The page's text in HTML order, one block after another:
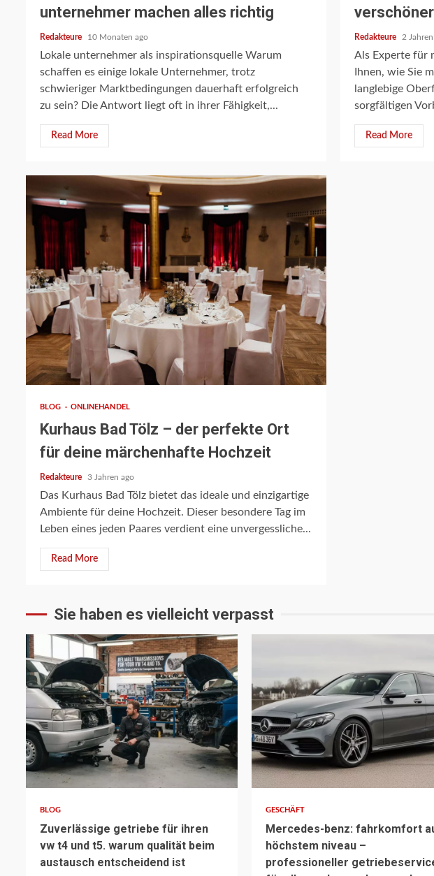
unternehmer machen alles richtig
Redakteure 10 Monaten ago
Lokale unternehmer als inspirationsquelle Warum
schaffen es einige lokale Unternehmer, trotz
schwieriger Marktbedingungen dauerhaft erfolgreich
zu sein? Die Antwort liegt oft in ihrer Fähigkeit,...
Read More
Redakteure 2
Als Experte für
Ihnen, wie Sie
langlebige
sorgfältigen
Read More
2 min read
BLOG ONLINEHANDEL
Kurhaus Bad Tölz – der perfekte Ort
für deine märchenhafte Hochzeit
Redakteure 3 Jahren ago
Das Kurhaus Bad Tölz bietet das ideale und einzigartige
Ambiente für deine Hochzeit. Dieser besondere Tag im
Leben eines jeden Paares verdient eine unvergessliche...
Read More
Sie haben es vielleicht verpasst
2 min read
BLOG
Zuverlässige getriebe für ihren
vw t4 und t5. warum qualität beim
austausch entscheidend ist
3 min read
GESCHÄFT
Mercedes-benz: fahrkomfort
höchstem niveau –
professioneller